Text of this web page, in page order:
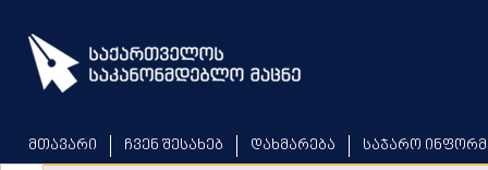
main
content
მთავარი ჩვენ შესახებ დახმარება საჯარო